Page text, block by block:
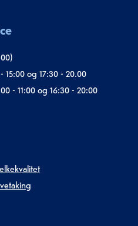
og 17:30 - 20.00
- 11:00 og 16:30 - 20:00